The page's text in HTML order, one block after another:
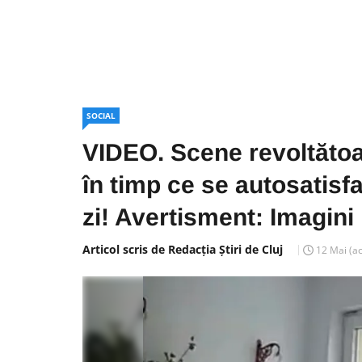
SOCIAL
VIDEO. Scene
în timp ce se
zi! Avertisment:
Articol scris de Redacția Știri de Cluj 12 Mai